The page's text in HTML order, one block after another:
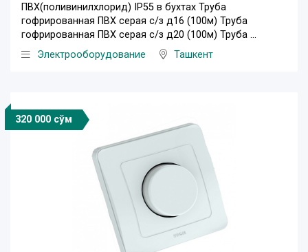
ПВХ(поливинилхлорид) IP55 в бухтах Труба
гофрированная ПВХ серая с/з д16 (100м) Труба
гофрированная ПВХ серая с/з д20 (100м) Труба ...
Электрооборудование
Ташкент
320 000 сўм